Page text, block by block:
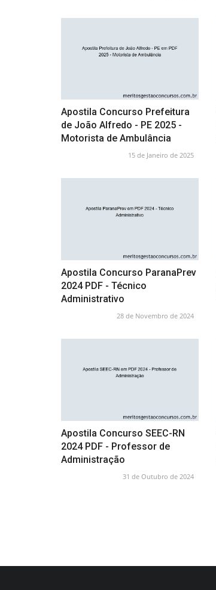
Apostila Concurso Prefeitura
de João Alfredo - PE 2025 -
Motorista de Ambulância
15 de Janeiro de 2025
Apostila Concurso ParanaPrev
2024 PDF - Técnico
Administrativo
28 de Novembro de 2024
Apostila Concurso SEEC-RN
2024 PDF - Professor de
Administração
31 de Outubro de 2024